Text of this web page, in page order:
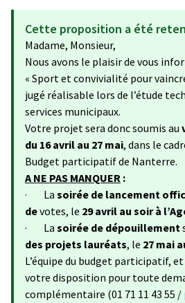
Cette proposition a été
Madame, Monsieur,
Nous avons le plaisir de vous
« Sport et convivialité pour
jugé réalisable lors de l’étude
services municipaux.
Votre projet sera donc soumis au
du 16 avril au 27 mai, dans le
Budget participatif de Nanterre.
A NE PAS MANQUER :
· La soirée de lancement
devotes, le 29 avril au soir à
· La soirée de dépouillement
des projets lauréats, le 27 mai
L’équipe du budget participatif,
votre disposition pour toute
complémentaire (01 71 11 43 55 /